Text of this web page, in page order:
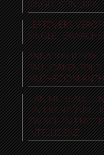
SINGLE SEIN „REAL
LEFTOVERS
SINGLE
ANNA TUR
PAUL
MUSHROOM
ILAN MOREAU:
EIN
ZWISCHEN
INTELLIGENZ